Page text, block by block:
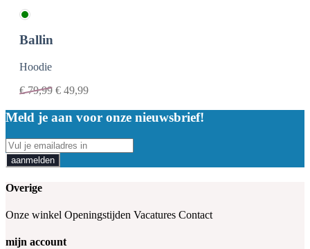
Ballin
Hoodie
€79,99 € 49,99
Meld je aan voor onze nieuwsbrief!
aanmelden
Overige
Onze winkel Openingstijden Vacatures Contact
mijn account